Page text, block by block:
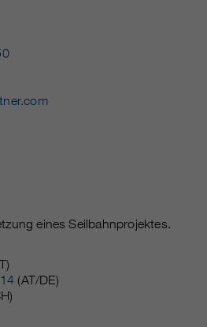
eines Seilbahnprojektes.
(AT/DE)